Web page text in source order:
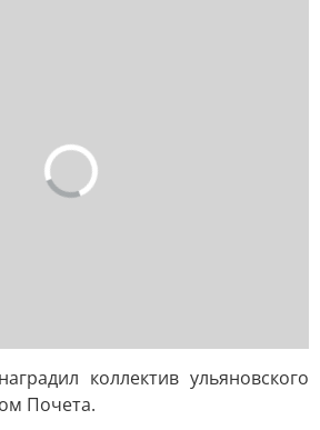
коллектив ульяновского
Почета.